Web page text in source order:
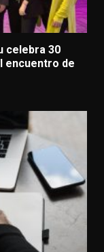
celebra 30
encuentro de